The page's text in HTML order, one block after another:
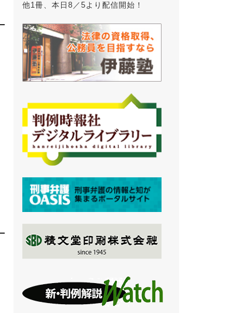
他1冊、本日8／5より配信開始！